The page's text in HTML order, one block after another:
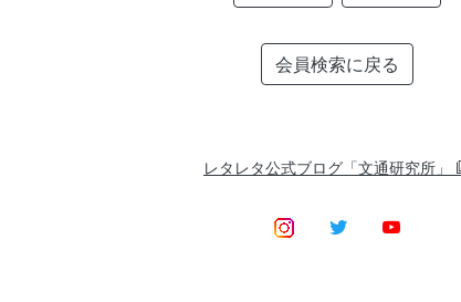
会員検索に戻る
レタレタ公式ブログ「文通研究所」